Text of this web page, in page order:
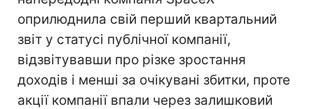
оприлюднила свій перший квартальний
звіт у статусі публічної компанії,
відзвітувавши про різке зростання
доходів і менші за очікувані збитки, проте
акції компанії впали через залишковий